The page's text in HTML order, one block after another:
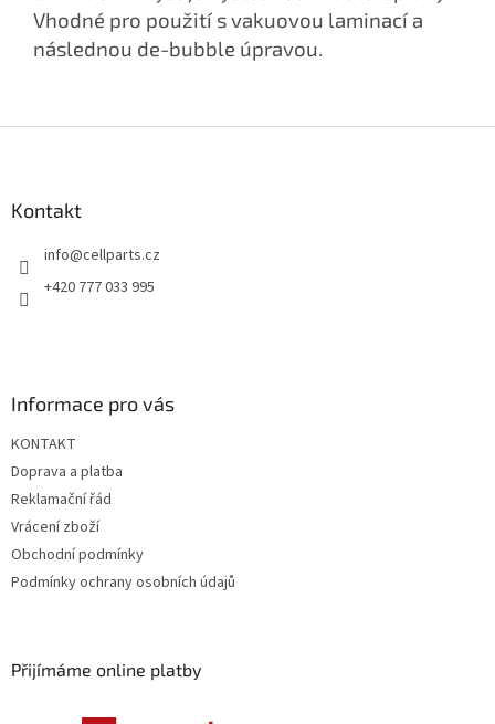
Vhodné pro použití s vakuovou laminací a
následnou de-bubble úpravou.
Kontakt
info@cellparts.cz
+420 777 033 995
Informace pro vás
KONTAKT
Doprava a platba
Reklamační řád
Vrácení zboží
Obchodní podmínky
Podmínky ochrany osobních údajů
Přijímáme online platby